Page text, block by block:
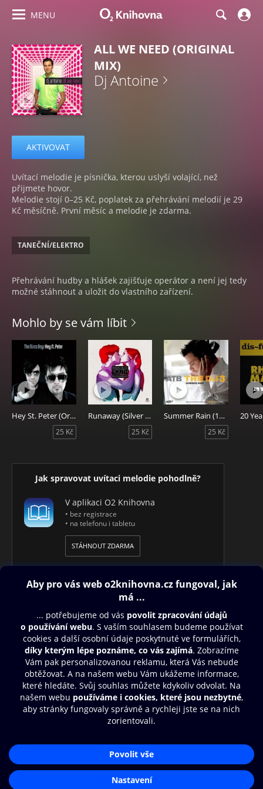
MENU
ALL WE NEED (ORIGINAL
MIX)
Dj Antoine
AKTIVOVAT
Uvítací melodie je písnička, kterou uslyší volající, než
přijmete hovor.
Melodie stojí 0–25 Kč, poplatek za přehrávání melodií je 29
Kč měsíčně. První měsíc a melodie je zdarma.
TANEČNÍ/ELEKTRO
Přehrávání hudby a hlášek zajišťuje operátor a není jej tedy
možné stáhnout a uložit do vlastního zařízení.
Mohlo by se vám líbit
Hey St. Peter (Original Version)
25 Kč
Runaway (Silver Sneakerz Remix)
25 Kč
Summer Rain (136 Bpm Mix)
25 Kč
Jak spravovat uvítaci melodie pohodlně?
V aplikaci O2 Knihovna
• bez registrace
• na telefonu i tabletu
STÁHNOUT ZDARMA
Obsah ke stažení
Moje O2 Knihovna
Další zábava
© O2 Czech Republic a.s.
Zásady zpracování osobních údajůAplikace O2 Knihovna
Čti a poslouchej své e-knihy a